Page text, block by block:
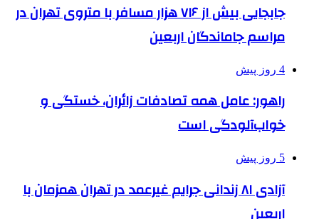
جابجایی بیش از ۷۱۶ هزار مسافر با متروی تهران در
مراسم جاماندگان اربعین
4 روز پیش
راهور: عامل همه تصادفات زائران، خستگی و
خواب‌آلودگی است
5 روز پیش
آزادی ۸۱ زندانی جرایم غیرعمد در تهران همزمان با
اربعین